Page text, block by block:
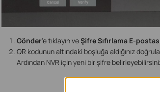
Gönder'e tıklayın veŞifre Sıfırlama E-
QR kodunun altındaki boşluğa aldığınız
Ardından NVR için yeni bir şifre